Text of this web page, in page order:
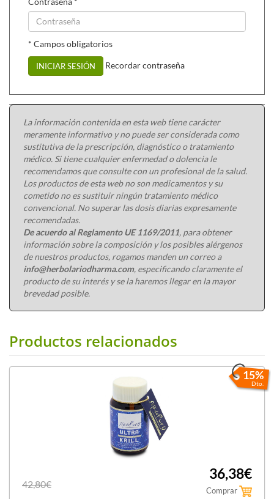
* Campos obligatorios
INICIAR SESIÓN Recordar contraseña
La información contenida en esta web tiene carácter
meramente informativo y no puede ser considerada como
sustitutiva de la prescripción, diagnóstico o tratamiento
médico. Si tiene cualquier enfermedad o dolencia le
recomendamos que consulte con un profesional de la salud.
Los productos de esta web no son medicamentos y su
cometido no es sustituir ningún tratamiento médico
convencional. No superar las dosis diarias expresamente
recomendadas.
De acuerdo al Reglamento UE 1169/2011, para obtener
información sobre la composición y los posibles alérgenos
de nuestros productos, rogamos manden un correo a
info@herbolariodharma.com, especificando claramente el
producto de su interés y se la haremos llegar en la mayor
brevedad posible.
Productos relacionados
15%
Dto.
42,80€
36,38€
Comprar